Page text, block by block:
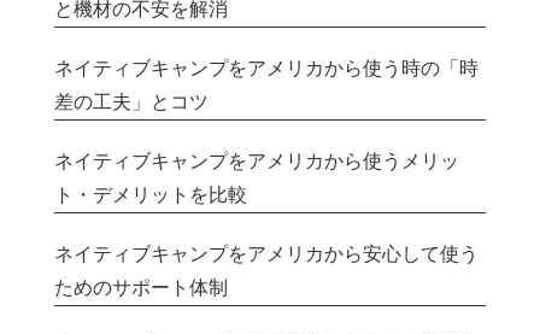
と機材の不安を解消
ネイティブキャンプをアメリカから使う時の「時
差の工夫」とコツ
ネイティブキャンプをアメリカから使うメリッ
ト・デメリットを比較
ネイティブキャンプをアメリカから安心して使う
ためのサポート体制